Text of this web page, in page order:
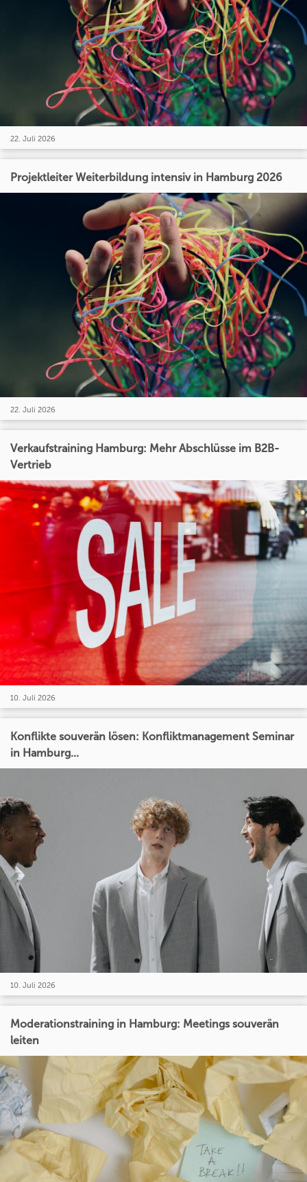
22. Juli 2026
Projektleiter Weiterbildung intensiv in Hamburg 2026
22. Juli 2026
Verkaufstraining Hamburg: Mehr Abschlüsse im B2B-
Vertrieb
10. Juli 2026
Konflikte souverän lösen: Konfliktmanagement Seminar
in Hamburg...
10. Juli 2026
Moderationstraining in Hamburg: Meetings souverän
leiten